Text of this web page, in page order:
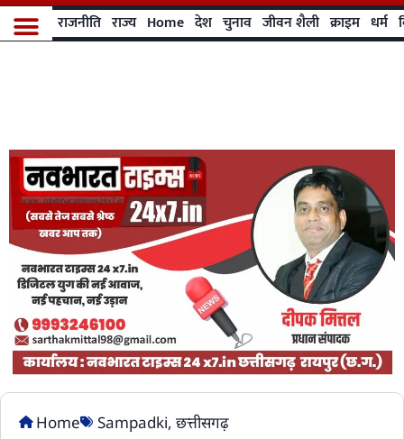
राजनीति राज्य Home देश चुनाव जीवन शैली क्राइम धर्म
Home Sampadki, छत्तीसगढ़